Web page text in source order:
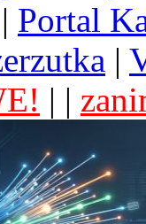
| Portal
|
| |